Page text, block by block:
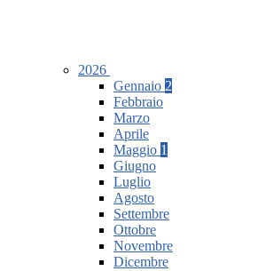
2026
Gennaio 2
Febbraio
Marzo
Aprile
Maggio 1
Giugno
Luglio
Agosto
Settembre
Ottobre
Novembre
Dicembre